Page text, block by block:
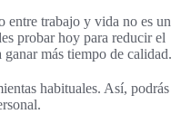
entre trabajo y vida no es un
probar hoy para reducir el
ganar más tiempo de calidad.
habituales. Así, podrás